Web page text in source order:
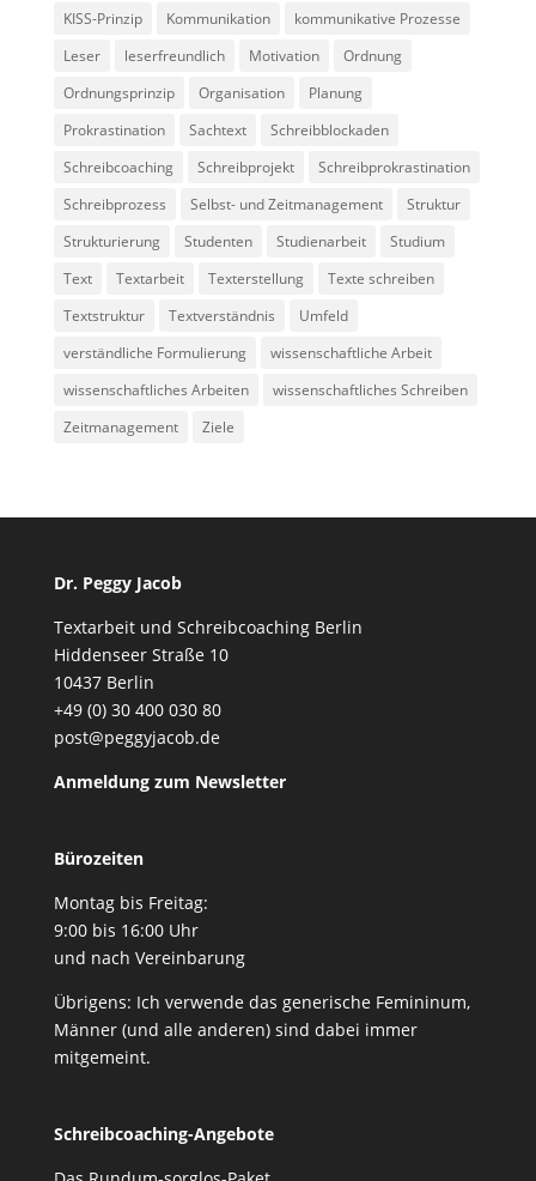
KISS-Prinzip
Kommunikation
kommunikative Prozesse
Leser
leserfreundlich Motivation
Ordnung
Ordnungsprinzip
Organisation
Planung
Prokrastination
Sachtext
Schreibblockaden
Schreibcoaching
Schreibprojekt
Schreibprokrastination
Schreibprozess
Selbst- und Zeitmanagement
Struktur
Strukturierung
Studenten Studienarbeit
Studium
Text
Textarbeit Texterstellung
Texte schreiben
Textstruktur
Textverständnis
Umfeld
verständliche Formulierung
wissenschaftliche Arbeit
wissenschaftliches Arbeiten
wissenschaftliches Schreiben
Zeitmanagement
Ziele
Dr. Peggy Jacob
Textarbeit und Schreibcoaching Berlin
Hiddenseer Straße 10
10437 Berlin
+49 (0) 30 400 030 80
post@peggyjacob.de
Anmeldung zum Newsletter
Bürozeiten
Montag bis Freitag:
9:00 bis 16:00 Uhr
und nach Vereinbarung
Übrigens: Ich verwende das generische Femininum,
Männer (und alle anderen) sind dabei immer
mitgemeint.
Schreibcoaching-Angebote
personalisierte
Inhalte und